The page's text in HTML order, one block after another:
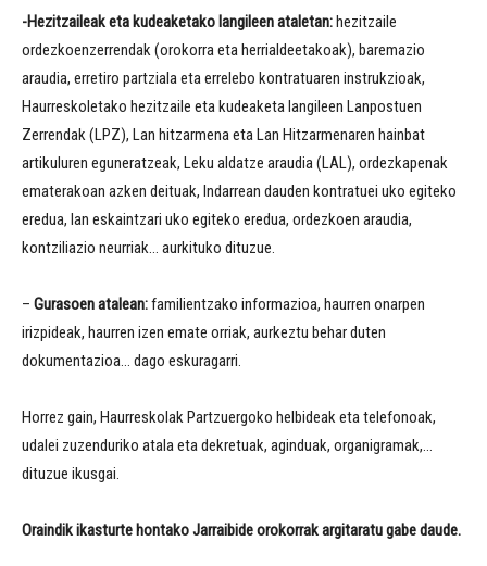
-Hezitzaileak eta kudeaketako langileenataletan:hezitzaile
ordezkoenzerrendak (orokorra eta herrialdeetakoak), baremazio
araudia, erretiro partziala eta errelebo kontratuaren instrukzioak,
Haurreskoletako hezitzaile eta kudeaketa langileen Lanpostuen
Zerrendak (LPZ), Lan hitzarmena eta Lan Hitzarmenaren hainbat
artikuluren eguneratzeak, Leku aldatze araudia (LAL), ordezkapenak
ematerakoan azken deituak, Indarrean dauden kontratuei uko egiteko
eredua, lan eskaintzari uko egiteko eredua, ordezkoen araudia,
kontziliazio neurriak… aurkituko dituzue.
– Gurasoen atalean:familientzako informazioa, haurren onarpen
irizpideak, haurren izen emate orriak, aurkeztu behar duten
dokumentazioa… dago eskuragarri.
Horrez gain, Haurreskolak Partzuergoko helbideak eta telefonoak,
udalei zuzenduriko atala eta dekretuak, aginduak, organigramak,…
dituzue ikusgai.
Oraindik ikasturte hontako Jarraibide orokorrak argitaratu gabe daude.